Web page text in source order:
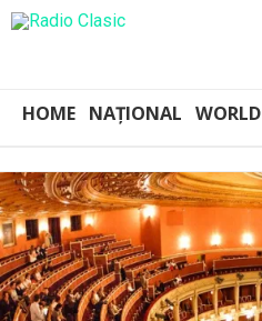
HOME NAȚIONAL WORLD